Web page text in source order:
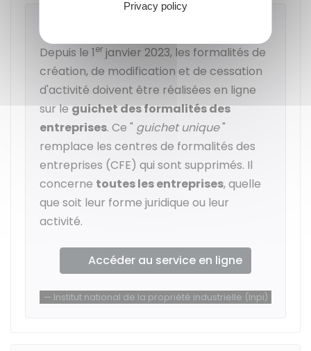
Depuis le 1er janvier 2023, les formalités de
création, de modification et de cessation
d'activité doivent être réalisées en ligne
sur leguichet des formalités des
entreprises. Ce " guichet unique"
remplace les centres de formalités des
entreprises (CFE) qui sont supprimés. Il
concerne toutes les entreprises, quelle
que soit leur forme juridique ou leur
activité.
Accéder au service en ligne
Institut national de la propriété industrielle (Inpi)
Privacy policy